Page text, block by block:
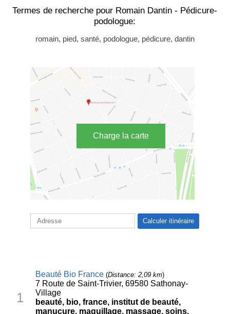
Termes de recherche pour Romain Dantin - Pédicure-
podologue:
romain, pied, santé, podologue, pédicure, dantin
Charge la carte
1
Beauté Bio France(Distance: 2,09 km)
7 Route de Saint-Trivier, 69580 Sathonay-
Village
beauté, bio, france, institut de beauté,
manucure, maquillage, massage, soins,